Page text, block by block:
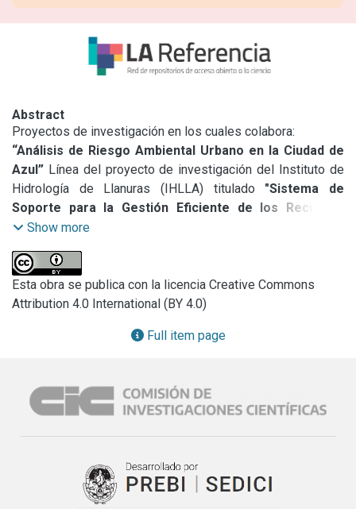
Abstract
“Análisis de Riesgo Ambiental Urbano en la Ciudad de
Azul” Línea del proyecto de investigación del Instituto de
Hidrología de Llanuras (IHLLA) titulado "Sistema de
Soporte para la Gestión Eficiente de los Recursos
Hídricos en la Llanura Bonaerense"
Aires, Argentina e inscripto en el programa de Incentivos.
Este se inició en enero de 2001.
Show more
Esta obra se publica con la licencia Creative Commons
Attribution 4.0 International (BY 4.0)
Full item page